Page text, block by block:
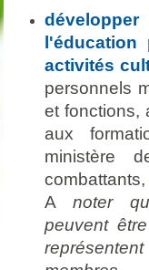
l'éducation
activités
personnels
et fonctions,
aux
ministère
A noter
peuvent